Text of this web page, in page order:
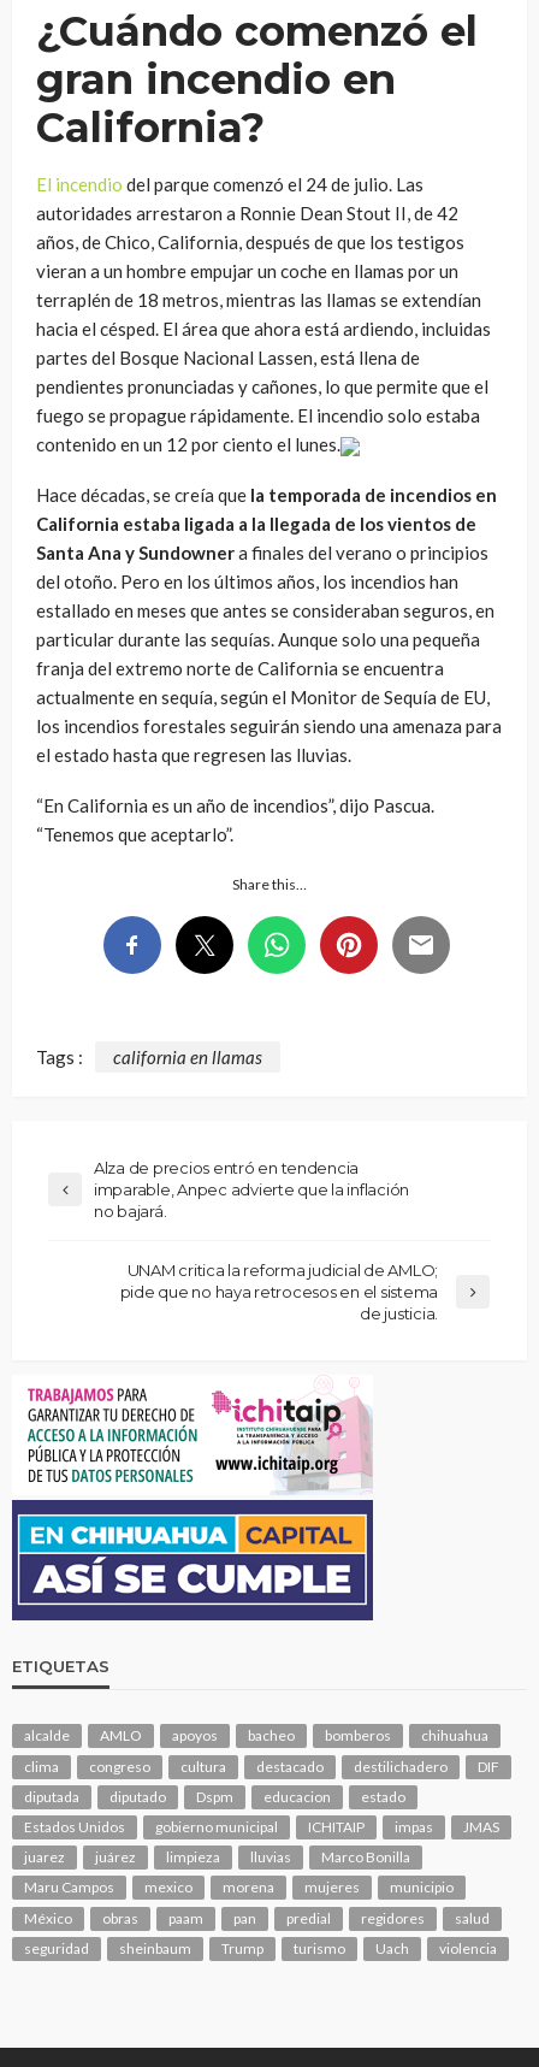
¿Cuándo comenzó el
gran incendio en
California?
El incendio del parque comenzó el 24 de julio. Las
autoridades arrestaron a Ronnie Dean Stout II, de 42
años, de Chico, California, después de que los testigos
vieran a un hombre empujar un coche en llamas por un
terraplén de 18 metros, mientras las llamas se extendían
hacia el césped. El área que ahora está ardiendo, incluidas
partes del Bosque Nacional Lassen, está llena de
pendientes pronunciadas y cañones, lo que permite que el
fuego se propague rápidamente. El incendio solo estaba
contenido en un 12 por ciento el lunes.
Hace décadas, se creía que la temporada de incendios en
California estaba ligada a la llegada de los vientos de
Santa Ana y Sundownera finales del verano o principios
del otoño. Pero en los últimos años, los incendios han
estallado en meses que antes se consideraban seguros, en
particular durante las sequías. Aunque solo una pequeña
franja del extremo norte de California se encuentra
actualmente en sequía, según el Monitor de Sequía de EU,
los incendios forestales seguirán siendo una amenaza para
el estado hasta que regresen las lluvias.
“En California es un año de incendios”, dijo Pascua.
“Tenemos que aceptarlo”.
Share this…
Tags : california en llamas
Alza de precios entró en tendencia
imparable, Anpec advierte que la inflación
no bajará.
UNAM critica la reforma judicial de AMLO;
pide que no haya retrocesos en el sistema
de justicia.
ETIQUETAS
alcalde AMLO apoyos bacheo bomberos
chihuahua
clima
congreso cultura destacado destilichadero
DIF
diputada
diputado Dspm educacion
estado
Estados Unidos
gobierno municipal ICHITAIP impas
JMAS
juarez
juárez limpieza lluvias
Marco Bonilla
Maru Campos
mexico morena mujeres
municipio
México
obras paam pan predial regidores
salud
seguridad
sheinbaum Trump turismo Uach violencia